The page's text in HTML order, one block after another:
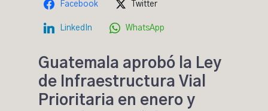
Facebook Twitter
LinkedIn WhatsApp
Guatemala aprobó la Ley
de Infraestructura Vial
Prioritaria en enero y